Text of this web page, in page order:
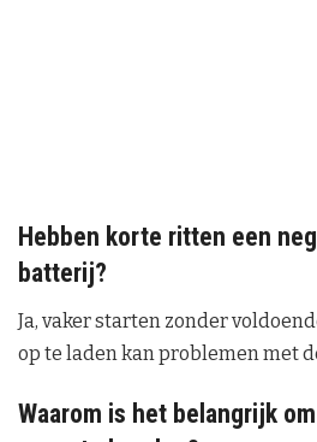
Hebben korte ritten een
batterij?
Ja, vaker starten zonder
op te laden kan problemen met
Waarom is het belangrijk